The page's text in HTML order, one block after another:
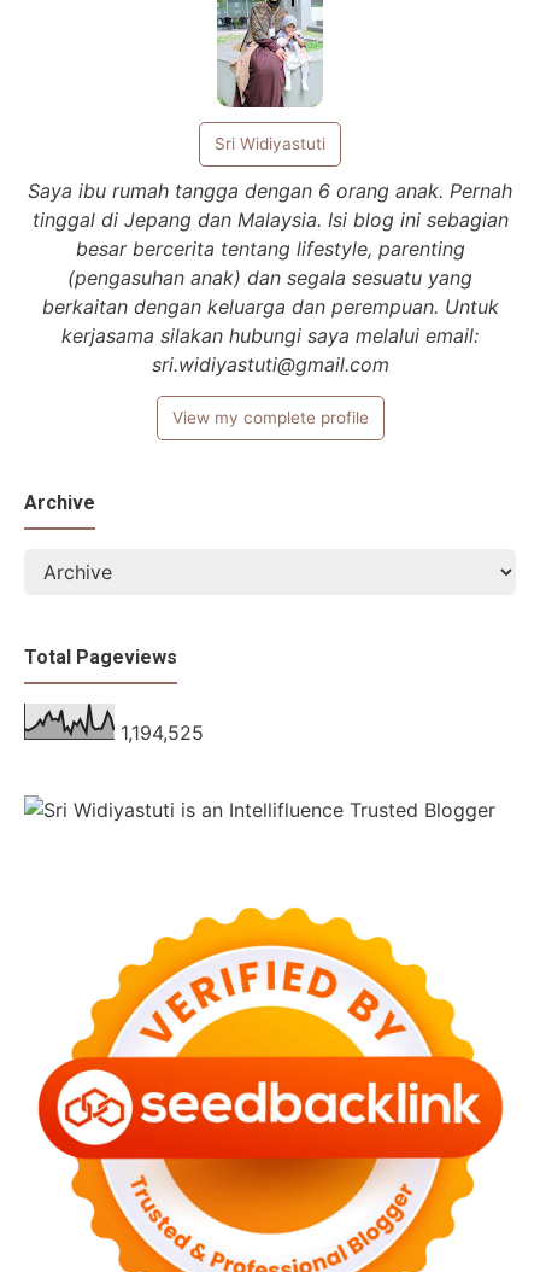
Sri Widiyastuti
Saya ibu rumah tangga dengan 6 orang anak. Pernah
tinggal di Jepang dan Malaysia. Isi blog ini sebagian
besar bercerita tentang lifestyle, parenting
(pengasuhan anak) dan segala sesuatu yang
berkaitan dengan keluarga dan perempuan. Untuk
kerjasama silakan hubungi saya melalui email:
sri.widiyastuti@gmail.com
View my complete profile
Archive
Total Pageviews
1,194,525